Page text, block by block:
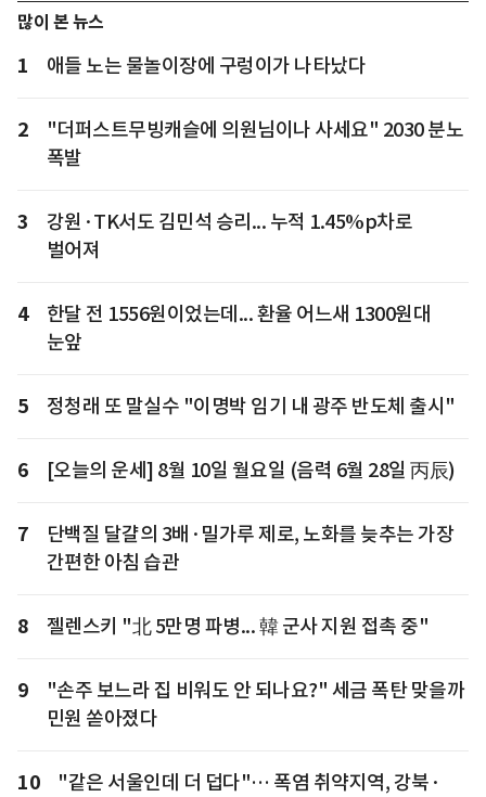
많이 본 뉴스
1 애들 노는 물놀이장에 구렁이가 나타났다
2
"더퍼스트무빙캐슬에 의원님이나 사세요" 2030 분노
폭발
3
강원·TK서도 김민석 승리... 누적 1.45%p차로
벌어져
4
한달 전 1556원이었는데... 환율 어느새 1300원대
눈앞
5 정청래 또 말실수 "이명박 임기 내 광주 반도체 출시"
6 [오늘의 운세] 8월 10일 월요일 (음력 6월 28일 丙辰)
7
단백질 달걀의 3배·밀가루 제로, 노화를 늦추는 가장
간편한 아침 습관
8 젤렌스키 "北 5만명 파병... 韓 군사 지원 접촉 중"
9
"손주 보느라 집 비워도 안 되나요?" 세금 폭탄 맞을까
민원 쏟아졌다
10
"같은 서울인데 더 덥다"… 폭염 취약지역, 강북·